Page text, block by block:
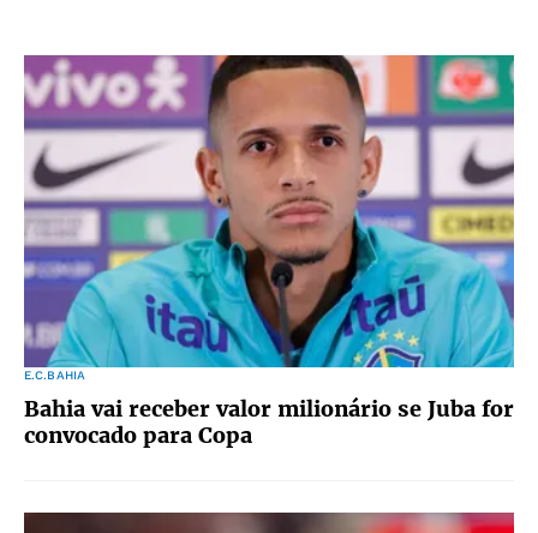
E.C.BAHIA
Bahia vai receber valor milionário se Juba for
convocado para Copa